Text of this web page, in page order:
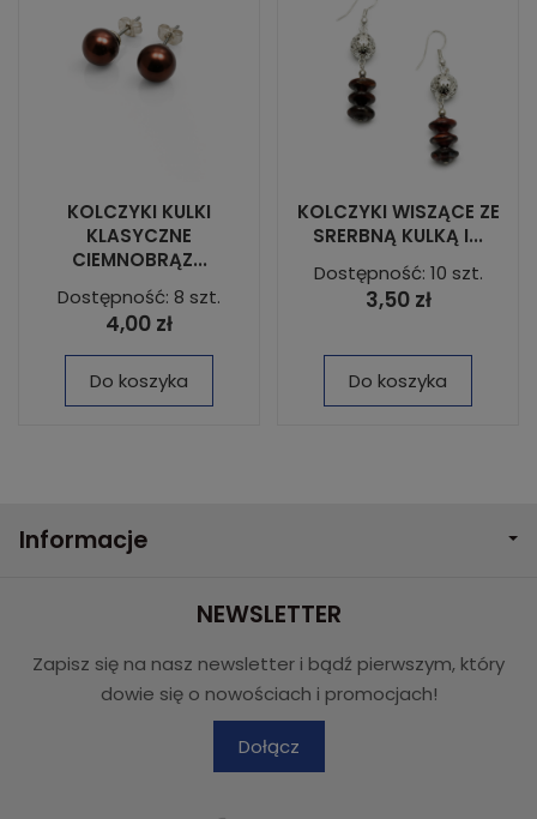
KOLCZYKI KULKI
KLASYCZNE
CIEMNOBRĄZ...
Dostępność: 8 szt.
4,00 zł
Do koszyka
KOLCZYKI WISZĄCE ZE
SRERBNĄ KULKĄ I...
Dostępność: 10 szt.
3,50 zł
Do koszyka
Informacje
NEWSLETTER
Zapisz się na nasz newsletter i bądź pierwszym, który
dowie się o nowościach i promocjach!
Dołącz